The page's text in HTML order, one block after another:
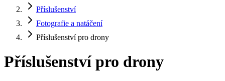
Příslušenství
Fotografie a natáčení
Příslušenství pro drony
Příslušenství pro drony